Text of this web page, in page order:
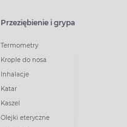
Przeziębienie i grypa
Termometry
Krople do nosa
Inhalacje
Katar
Kaszel
Olejki eteryczne